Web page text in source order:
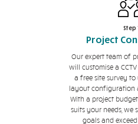
Step
Project
Our expert team of
will customise a
a free site survey
layout configuration
With a project
suits your needs, we
goals and